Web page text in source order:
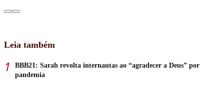
Leia também
BBB21: Sarah revolta internautas ao “agradecer a Deus” por
pandemia